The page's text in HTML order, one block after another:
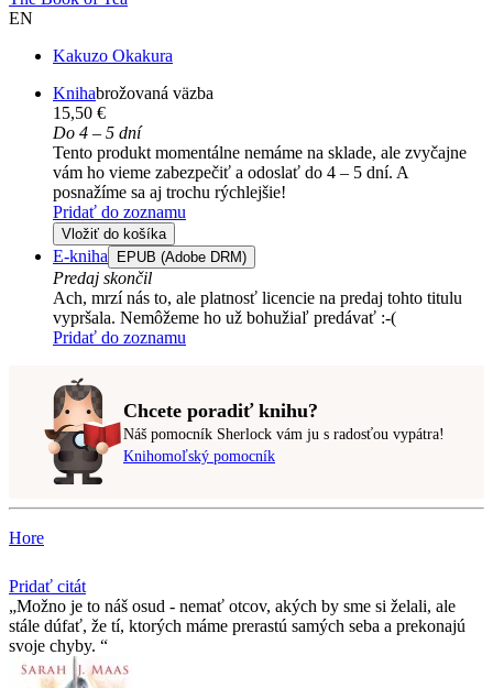
EN
Kakuzo Okakura
Knihabrožovaná väzba
15,50 €
Do 4 – 5 dní
Tento produkt momentálne nemáme na sklade, ale zvyčajne
vám ho vieme zabezpečiť a odoslať do 4 – 5 dní. A
posnažíme sa aj trochu rýchlejšie!
Pridať do zoznamu
Vložiť do košíka
E-kniha EPUB (Adobe DRM)
Predaj skončil
Ach, mrzí nás to, ale platnosť licencie na predaj tohto titulu
vypršala. Nemôžeme ho už bohužiaľ predávať :-(
Pridať do zoznamu
Chcete poradiť knihu?
Náš pomocník Sherlock vám ju s radosťou vypátra!
Knihomoľský pomocník
Hore
Pridať citát
Možno je to náš osud - nemať otcov, akých by sme si želali, ale
stále dúfať, že tí­, ktorých máme prerastú samých seba a prekonajú
svoje chyby.